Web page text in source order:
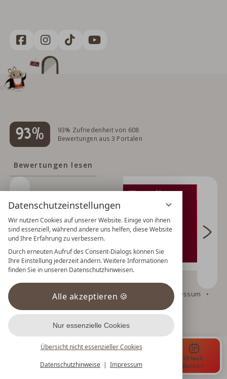
Datenschutzeinstellungen
Wir nutzen Cookies auf unserer Website. Einige von ihnen
sind essenziell, während andere uns helfen, diese Website
und Ihre Erfahrung zu verbessern.
Durch erneuten Aufruf des Consent-Dialogs können Sie
Ihre Einstellung jederzeit ändern. Weitere Informationen
finden Sie in unseren Datenschutzhinweisen.
Alle akzeptieren
Nur essenzielle Cookies
Übersicht nicht essenzieller Cookies
Datenschutzhinweise Impressum
Menü Gutscheine Anfrage
Urlaub
Buchen
93%
93% Zufriedenheit von 608
Bewertungen aus 3 Portalen
Bewertungen lesen
Datenschutz Datenschutzeinstellungen
Impressum
Barrierefreiheitserklärung